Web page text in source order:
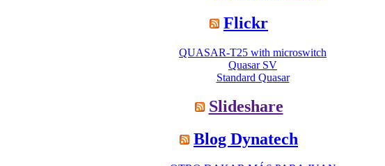
Flickr
QUASAR-T25 with microswitch
Quasar SV
Standard Quasar
Slideshare
Blog Dynatech